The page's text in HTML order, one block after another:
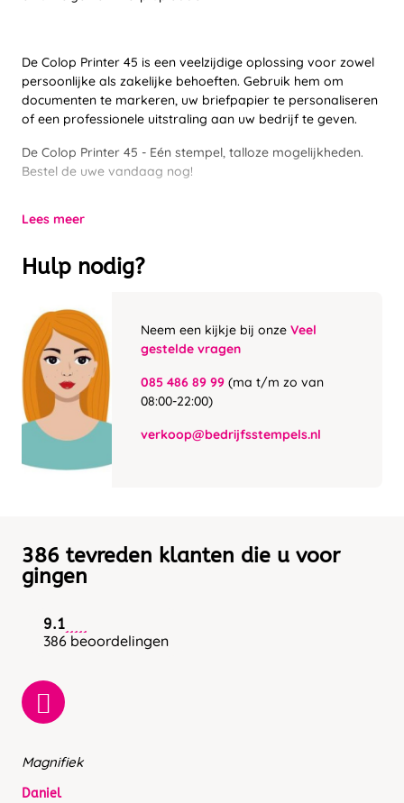
De Colop Printer 45 is een veelzijdige oplossing voor zowel
persoonlijke als zakelijke behoeften. Gebruik hem om
documenten te markeren, uw briefpapier te personaliseren
of een professionele uitstraling aan uw bedrijf te geven.
De Colop Printer 45 - Eén stempel, talloze mogelijkheden.
Bestel de uwe vandaag nog!
Lees meer
Hulp nodig?
Neem een kijkje bij onze Veel
gestelde vragen
085 486 89 99 (ma t/m zo van
08:00-22:00)
verkoop@bedrijfsstempels.nl
386 tevreden klanten die u voor
gingen
9.1
386 beoordelingen
Magnifiek
Daniel